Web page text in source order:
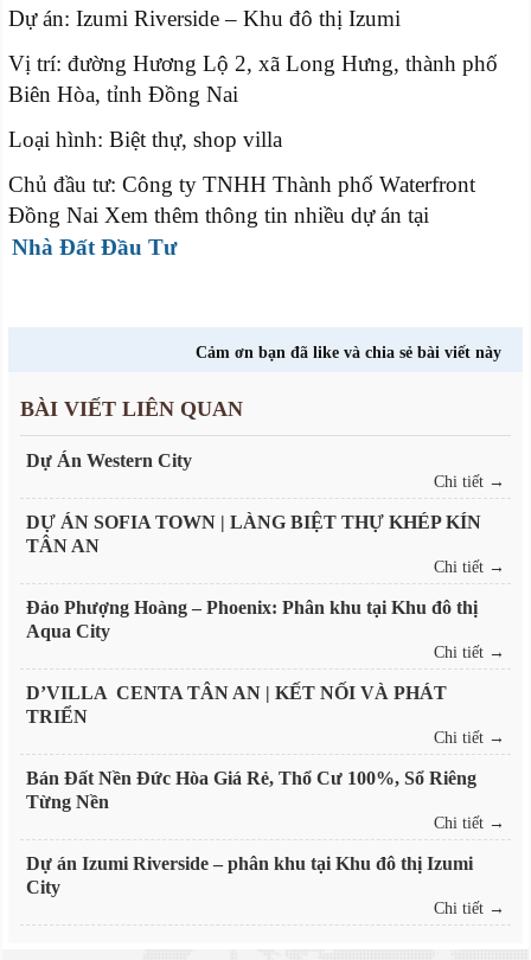
Dự án: Izumi Riverside – Khu đô thị Izumi
Vị trí: đường Hương Lộ 2, xã Long Hưng, thành phố
Biên Hòa, tỉnh Đồng Nai
Loại hình: Biệt thự, shop villa
Chủ đầu tư: Công ty TNHH Thành phố Waterfront
Đồng Nai Xem thêm thông tin nhiều dự án tại
Nhà Đất Đầu Tư
Cảm ơn bạn đã like và chia sẻ bài viết này
BÀI VIẾT LIÊN QUAN
Dự Án Western City
Chi tiết →
DỰ ÁN SOFIA TOWN | LÀNG BIỆT THỰ KHÉP KÍN
TÂN AN
Chi tiết →
Đảo Phượng Hoàng – Phoenix: Phân khu tại Khu đô thị
Aqua City
Chi tiết →
D’VILLA CENTA TÂN AN | KẾT NỐI VÀ PHÁT
TRIỂN
Chi tiết →
Bán Đất Nền Đức Hòa Giá Rẻ, Thổ Cư 100%, Sổ Riêng
Từng Nền
Chi tiết →
Dự án Izumi Riverside – phân khu tại Khu đô thị Izumi
City
Chi tiết →